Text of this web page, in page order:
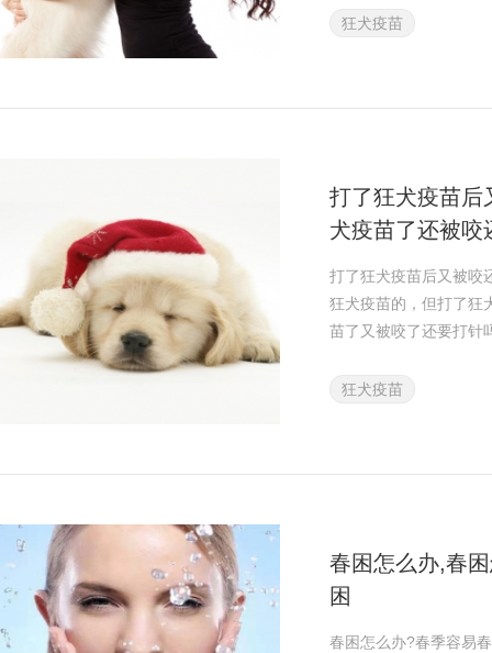
狂犬疫苗
打了狂犬疫苗后
犬疫苗了还被咬
了又被咬了还要
打了狂犬疫苗后又被咬
狂犬疫苗的，但打了狂
苗了又被咬了还要打针
狂犬疫苗
春困怎么办,春
困
春困怎么办?春季容易